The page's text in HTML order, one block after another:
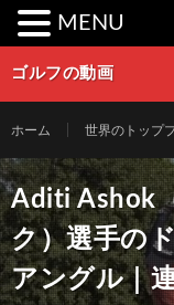
ゴルフの動画
ホーム 世界のトップ
Aditi Ashok
ク）選手の
アングル｜
MENU